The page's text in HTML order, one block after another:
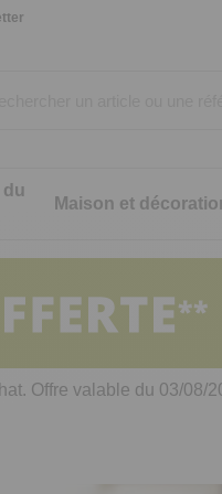
cuisine
Maison et
intimité
Offre valable du 03/08/